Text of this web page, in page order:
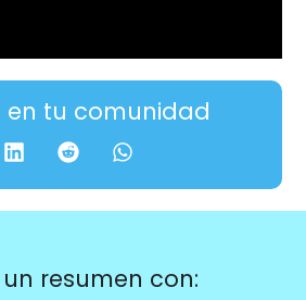
tu comunidad
resumen con: